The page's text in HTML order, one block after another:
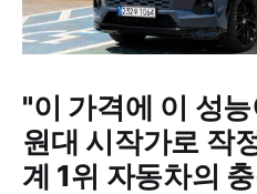
"이 가격에 이 성
원대 시작가로 작
계 1위 자동차의